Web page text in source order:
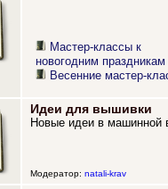
Мастер-классы к
новогодним праздникам
Весенние мастер-
Идеи для вышивки
Новые идеи в машинной
Модератор: natali-krav